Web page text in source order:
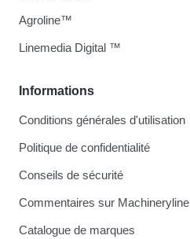
Informations
Conditions générales d'utilisation
Politique de confidentialité
Conseils de sécurité
Commentaires sur Machineryline
Catalogue de marques
Agroline™
Linemedia Digital ™